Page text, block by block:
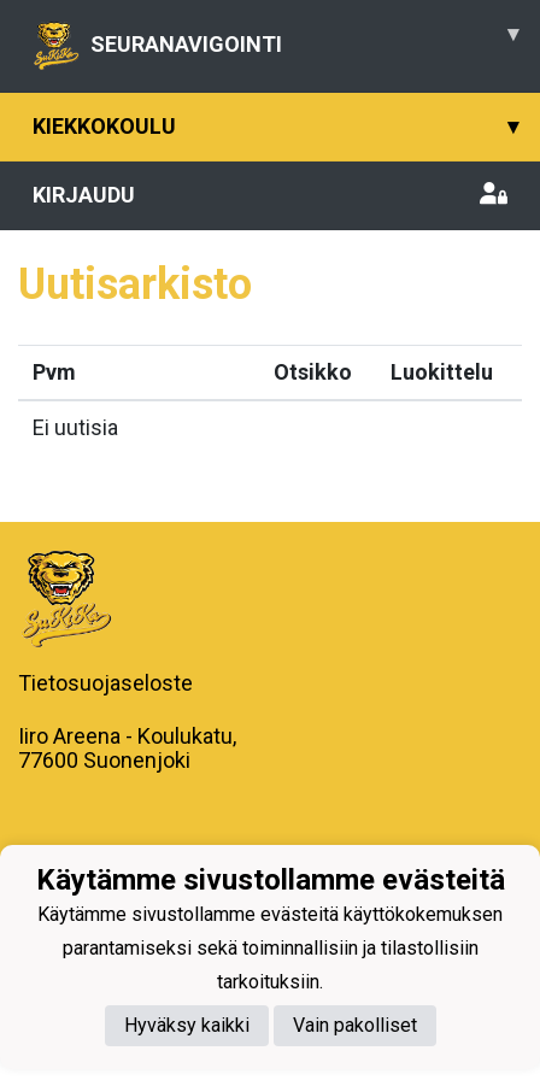
SEURANAVIGOINTI ▾
KIEKKOKOULU ▾
KIRJAUDU
Uutisarkisto
Pvm Otsikko Luokittelu
Ei uutisia
Tietosuojaseloste
Iiro Areena - Koulukatu,
77600 Suonenjoki
Powered by
Käytämme sivustollamme evästeitä
Käytämme sivustollamme evästeitä käyttökokemuksen
parantamiseksi sekä toiminnallisiin ja tilastollisiin
tarkoituksiin.
Hyväksy kaikki
Vain pakolliset